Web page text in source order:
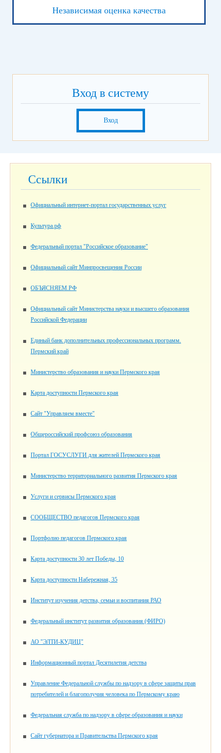
Независимая оценка качества
Вход в систему
Вход
Ссылки
Официальный интернет-портал государственных услуг
Культура.рф
Федеральный портал "Российское образование"
Официальный сайт Минпросвещения России
ОБЪЯСНЯЕМ.РФ
Официальный сайт Министерства науки и высшего образования
Российской Федерации
Единый банк дополнительных профессиональных программ.
Пермский край
Министерство образования и науки Пермского края
Карта доступности Пермского края
Сайт "Управляем вместе"
Общероссийский профсоюз образования
Портал ГОСУСЛУГИ для жителей Пермского края
Министерство территориального развития Пермского края
Услуги и сервисы Пермского края
СООБЩЕСТВО педагогов Пермского края
Портфолио педагогов Пермского края
Карта доступности 30 лет Победы, 10
Карта доступности Набережная, 35
Институт изучения детства, семьи и воспитания РАО
Федеральный институт развития образования (ФИРО)
АО "ЭЛТИ-КУДИЦ"
Информационный портал Десятилетия детства
Управление Федеральной службы по надзору в сфере защиты прав
потребителей и благополучия человека по Пермскому краю
Федеральная служба по надзору в сфере образования и науки
Сайт губернатора и Правительства Пермского края